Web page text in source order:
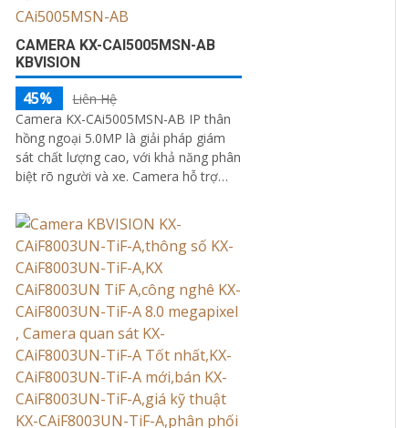
CAMERA KX-CAI5005MSN-AB
KBVISION
45%
Liên Hệ
Camera KX-CAi5005MSN-AB IP thân
hồng ngoại 5.0MP là giải pháp giám
sát chất lượng cao, với khả năng phân
biệt rõ người và xe. Camera hỗ trợ
giúp...